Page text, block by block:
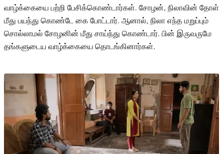
வாழ்க்கையை பற்றி பேசிக்கொண்டார்கள். சோழன், நிலாவின் தோள்
மீது பயந்து கொண்டே கை போட்டார். ஆனால், நிலா எந்த மறுப்பும்
சொல்லாமல் சோழனின் மீது சாய்ந்து கொண்டார். பின் இருவருமே
தங்களுடைய வாழ்க்கையை தொடங்கினார்கள்.